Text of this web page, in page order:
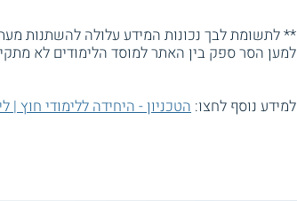
** לתשומת לבך נכונות המידע עלולה להשתנות
למען הסר ספק בין האתר למוסד הלימודים לא
למידע נוסף לחצו: הטכניון - היחידה ללימודי חוץ |